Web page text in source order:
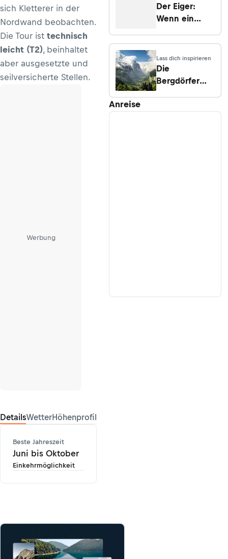
sich Kletterer in der
Nordwand beobachten.
Die Tour ist technisch
leicht (T2), beinhaltet
aber ausgesetzte und
seilversicherte Stellen.
Werbung
DetailsWetterHöhenprofil
Beste Jahreszeit
Juni bis Oktober
Einkehrmöglichkeit
Der Eiger:
Wenn ein
Legende wird
Lass dich inspirieren
Die
Bergdörfer
Anreise